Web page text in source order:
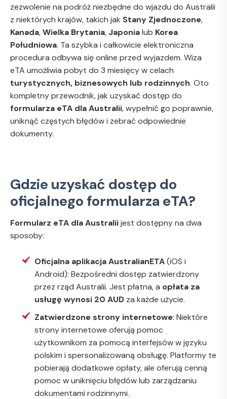
zezwolenie na podróż niezbędne do wjazdu do Australii
z niektórych krajów, takich jak Stany Zjednoczone,
Kanada,Wielka Brytania, Japonialub Korea
Południowa. Ta szybka i całkowicie elektroniczna
procedura odbywa się online przed wyjazdem. Wiza
eTA umożliwia pobyt do 3 miesięcy w celach
turystycznych, biznesowych lub rodzinnych. Oto
kompletny przewodnik, jak uzyskać dostęp do
formularza eTA dla Australii, wypełnić go poprawnie,
uniknąć częstych błędów i zebrać odpowiednie
dokumenty.
Gdzie uzyskać dostęp do
oficjalnego formularza eTA?
Formularz eTA dla Australiijest dostępny na dwa
sposoby:
Oficjalna aplikacja AustralianETA(iOS i
Android): Bezpośredni dostęp zatwierdzony
przez rząd Australii. Jest płatna, a opłata za
usługę wynosi 20 AUD za każde użycie.
Zatwierdzone strony internetowe: Niektóre
strony internetowe oferują pomoc
użytkownikom za pomocą interfejsów w języku
polskim i spersonalizowaną obsługę. Platformy te
pobierają dodatkowe opłaty, ale oferują cenną
pomoc w uniknięciu błędów lub zarządzaniu
dokumentami rodzinnymi.